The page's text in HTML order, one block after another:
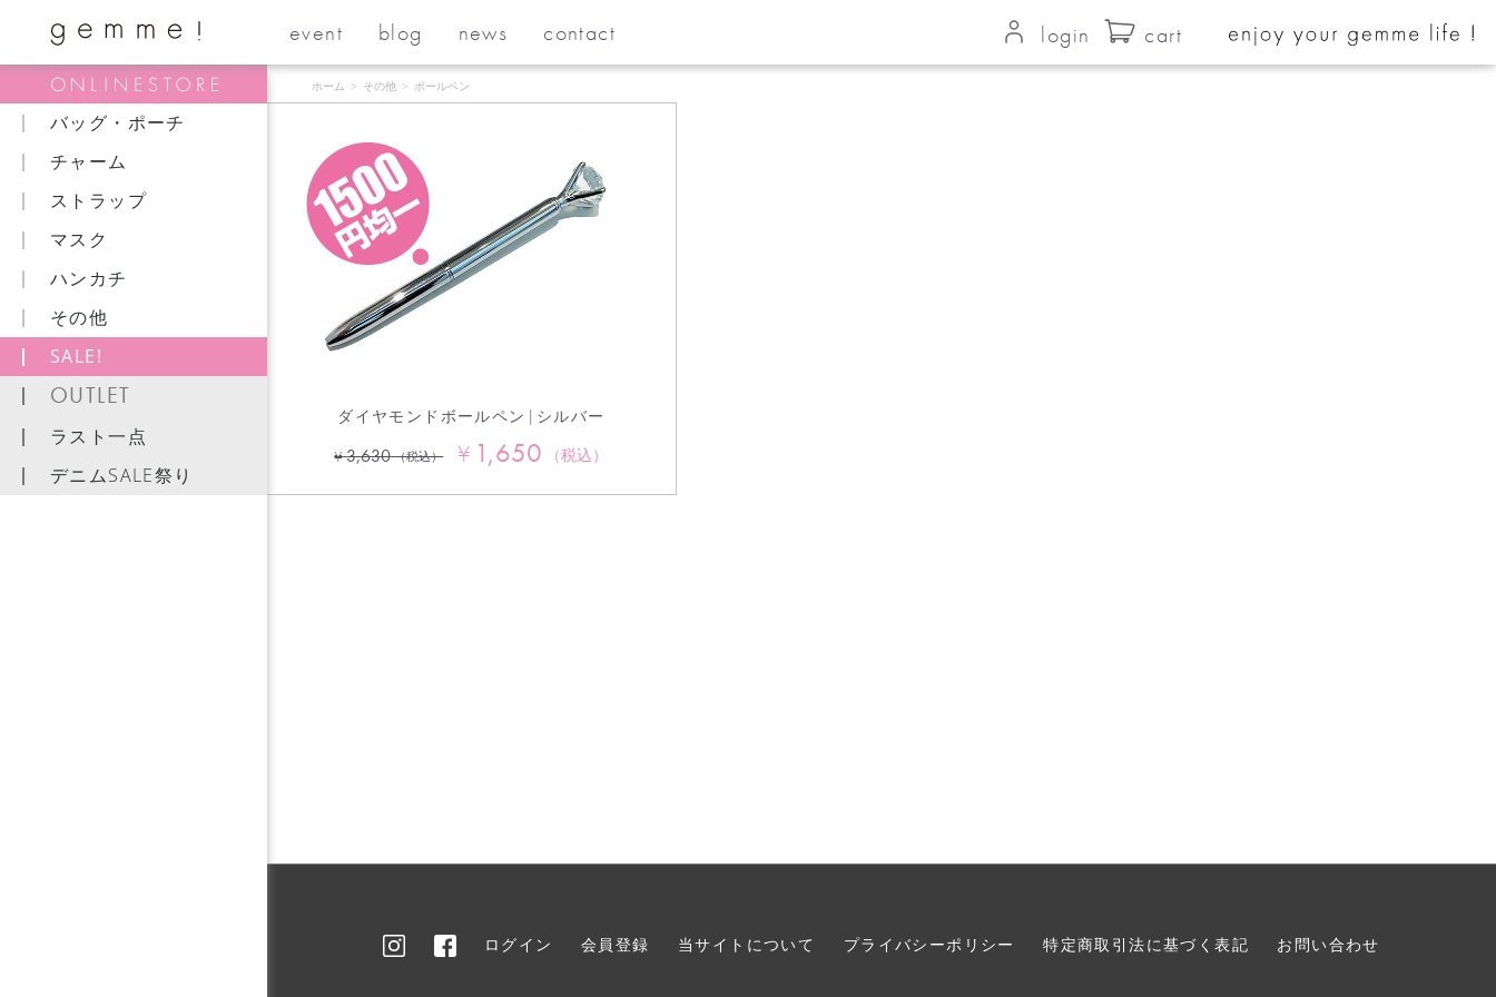
event blog news contact login cart
バッグ・ポーチ
チャーム
ストラップ
マスク
ハンカチ
その他
SALE!
OUTLET
ラスト一点
デニムSALE祭り
ホーム > その他 > ボールペン
ダイヤモンドボールペン|シルバー
¥3,630 （税込） ¥ 1,650 （税込）
ログイン 会員登録 当サイトについて プライバシーポリシー 特定商取引法に基づく表記 お問い合わせ